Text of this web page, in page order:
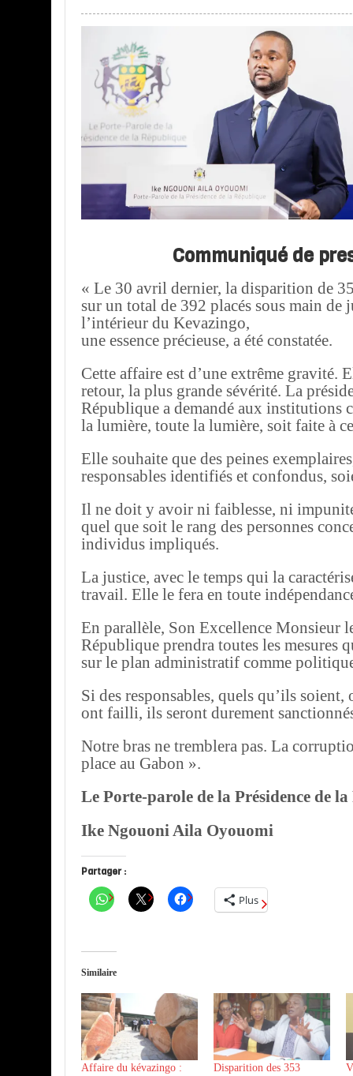
Communiqué de
« Le 30 avril dernier, la disparition de
sur un total de 392 placés sous main de
l’intérieur du Kevazingo,
une essence précieuse, a été constatée.
Cette affaire est d’une extrême gravité.
retour, la plus grande sévérité. La
République a demandé aux institutions
la lumière, toute la lumière, soit faite à
Elle souhaite que des peines
responsables identifiés et confondus,
Il ne doit y avoir ni faiblesse, ni
quel que soit le rang des personnes
individus impliqués.
La justice, avec le temps qui la
travail. Elle le fera en toute
En parallèle, Son Excellence Monsieur
République prendra toutes les mesures
sur le plan administratif comme
Si des responsables, quels qu’ils soient,
ont failli, ils seront durement
Notre bras ne tremblera pas. La
place au Gabon ».
Le Porte-parole de la Présidence de
Ike Ngouoni Aila Oyouomi
Partager :
Plus
Similaire
Affaire du kévazingo :
Disparition des 353